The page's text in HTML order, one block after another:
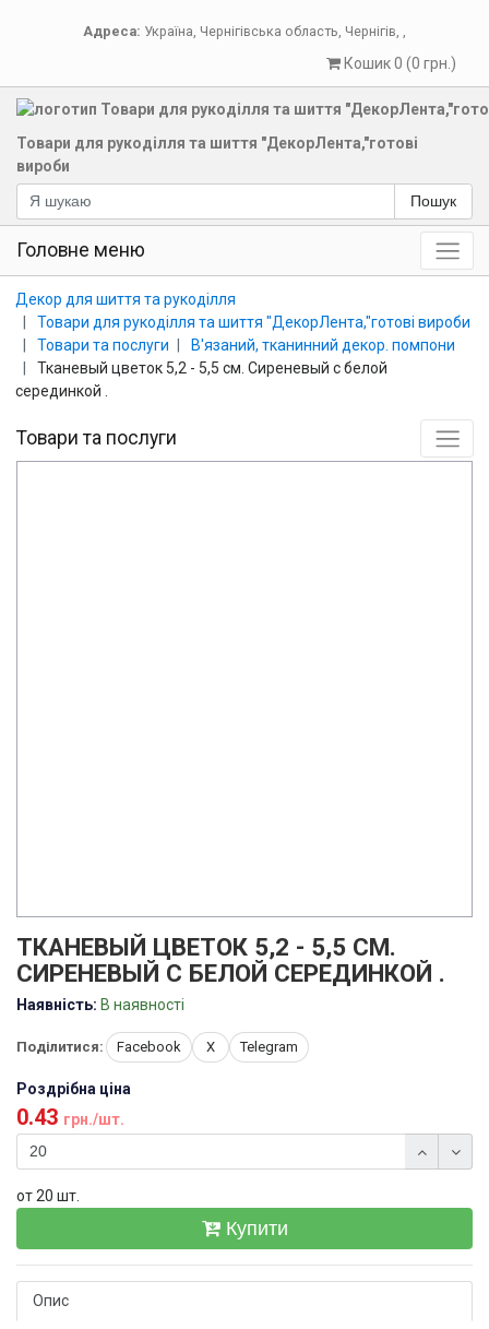
Адреса: Україна, Чернігівська область, Чернігів, ,
Кошик 0 (0 грн.)
Товари для рукоділля та шиття "ДекорЛента,"готові
вироби
Пошук
Головне меню
Декор для шиття та рукоділля
Товари для рукоділля та шиття "ДекорЛента,"готові вироби
Товари та послуги
В'язаний, тканинний декор. помпони
Тканевый цветок 5,2 - 5,5 см. Сиреневый с белой
серединкой .
Товари та послуги
ТКАНЕВЫЙ ЦВЕТОК 5,2 - 5,5 СМ.
СИРЕНЕВЫЙ С БЕЛОЙ СЕРЕДИНКОЙ .
Наявність: В наявності
Поділитися: Facebook X Telegram
Роздрібна ціна
0.43 грн./шт.
от 20 шт.
Купити
Опис